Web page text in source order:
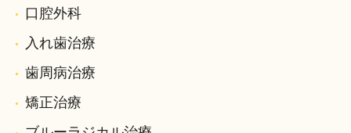
口腔外科
入れ歯治療
歯周病治療
矯正治療